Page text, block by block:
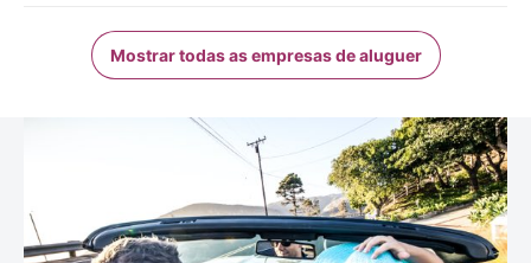
Mostrar todas as empresas de aluguer